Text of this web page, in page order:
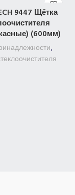
9447 Щётка
(600мм)
,